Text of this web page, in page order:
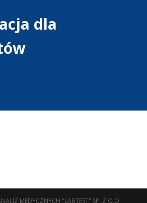
dla
MEDYCZNYCH "LABTEST" SP. Z O.O